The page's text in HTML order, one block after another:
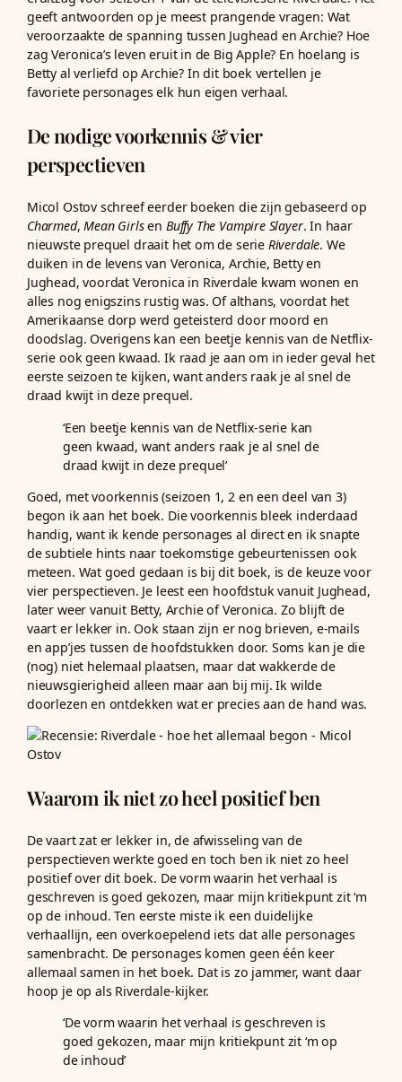
geeft antwoorden op je meest prangende vragen: Wat
veroorzaakte de spanning tussen Jughead en Archie? Hoe
zag Veronica’s leven eruit in de Big Apple? En hoelang is
Betty al verliefd op Archie? In dit boek vertellen je
favoriete personages elk hun eigen verhaal.
De nodige voorkennis & vier
perspectieven
Micol Ostov schreef eerder boeken die zijn gebaseerd op
Charmed,Mean Girlsen Buffy The Vampire Slayer. In haar
nieuwste prequel draait het om de serie Riverdale. We
duiken in de levens van Veronica, Archie, Betty en
Jughead, voordat Veronica in Riverdale kwam wonen en
alles nog enigszins rustig was. Of althans, voordat het
Amerikaanse dorp werd geteisterd door moord en
doodslag. Overigens kan een beetje kennis van de Netflix-
serie ook geen kwaad. Ik raad je aan om in ieder geval het
eerste seizoen te kijken, want anders raak je al snel de
draad kwijt in deze prequel.
‘Een beetje kennis van de Netflix-serie kan
geen kwaad, want anders raak je al snel de
draad kwijt in deze prequel’
Goed, met voorkennis (seizoen 1, 2 en een deel van 3)
begon ik aan het boek. Die voorkennis bleek inderdaad
handig, want ik kende personages al direct en ik snapte
de subtiele hints naar toekomstige gebeurtenissen ook
meteen. Wat goed gedaan is bij dit boek, is de keuze voor
vier perspectieven. Je leest een hoofdstuk vanuit Jughead,
later weer vanuit Betty, Archie of Veronica. Zo blijft de
vaart er lekker in. Ook staan zijn er nog brieven, e-mails
en app’jes tussen de hoofdstukken door. Soms kan je die
(nog) niet helemaal plaatsen, maar dat wakkerde de
nieuwsgierigheid alleen maar aan bij mij. Ik wilde
doorlezen en ontdekken wat er precies aan de hand was.
Waarom ik niet zo heel positief ben
De vaart zat er lekker in, de afwisseling van de
perspectieven werkte goed en toch ben ik niet zo heel
positief over dit boek. De vorm waarin het verhaal is
geschreven is goed gekozen, maar mijn kritiekpunt zit ‘m
op de inhoud. Ten eerste miste ik een duidelijke
verhaallijn, een overkoepelend iets dat alle personages
samenbracht. De personages komen geen één keer
allemaal samen in het boek. Dat is zo jammer, want daar
hoop je op als Riverdale-kijker.
‘De vorm waarin het verhaal is geschreven is
goed gekozen, maar mijn kritiekpunt zit ‘m op
de inhoud’